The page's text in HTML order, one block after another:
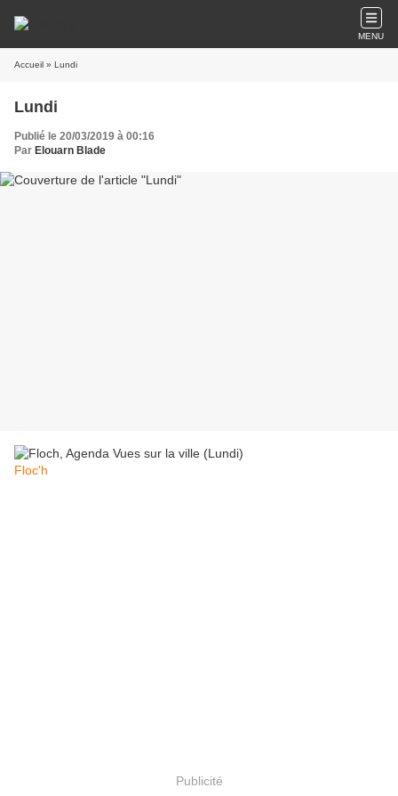
MENU
Accueil » Lundi
Lundi
Publié le 20/03/2019 à 00:16
Par Elouarn Blade
Floc'h
Publicité